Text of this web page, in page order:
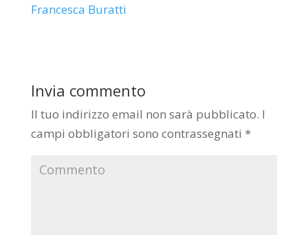
Francesca Buratti
Invia commento
Il tuo indirizzo email non sarà pubblicato. I
campi obbligatori sono contrassegnati *